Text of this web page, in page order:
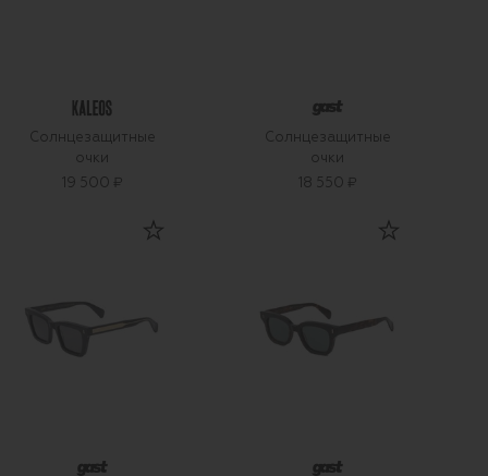
Солнцезащитные
очки
19 500 ₽
Солнцезащитные
очки
18 550 ₽